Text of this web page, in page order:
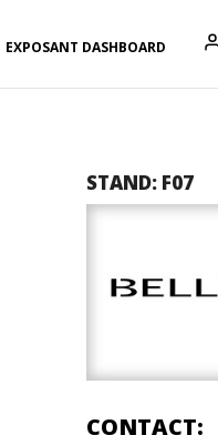
EXPOSANT DASHBOARD
STAND: F07
CONTACT: